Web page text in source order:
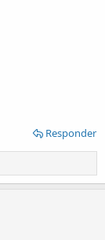
Responder